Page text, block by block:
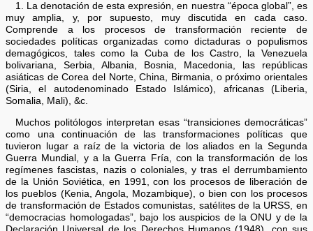
1. La denotación de esta expresión, en nuestra “época global”, es
muy amplia, y, por supuesto, muy discutida en cada caso.
Comprende a los procesos de transformación reciente de
sociedades políticas organizadas como dictaduras o populismos
demagógicos, tales como la Cuba de los Castro, la Venezuela
bolivariana, Serbia, Albania, Bosnia, Macedonia, las repúblicas
asiáticas de Corea del Norte, China, Birmania, o próximo orientales
(Siria, el autodenominado Estado Islámico), africanas (Liberia,
Somalia, Mali), &c.
Muchos politólogos interpretan esas “transiciones democráticas”
como una continuación de las transformaciones políticas que
tuvieron lugar a raíz de la victoria de los aliados en la Segunda
Guerra Mundial, y a la Guerra Fría, con la transformación de los
regímenes fascistas, nazis o coloniales, y tras el derrumbamiento
de la Unión Soviética, en 1991, con los procesos de liberación de
los pueblos (Kenia, Angola, Mozambique), o bien con los procesos
de transformación de Estados comunistas, satélites de la URSS, en
“democracias homologadas”, bajo los auspicios de la ONU y de la